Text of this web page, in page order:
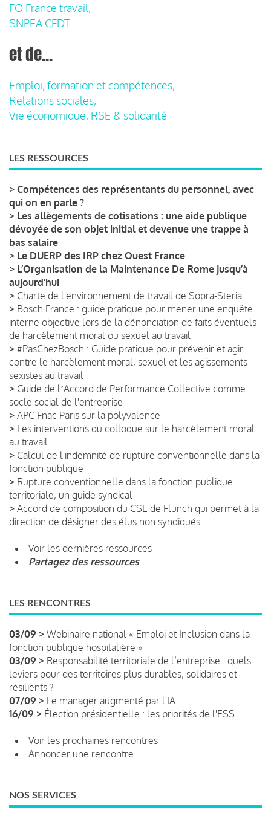
FO France travail,
SNPEA CFDT
et de...
Emploi, formation et compétences,
Relations sociales,
Vie économique, RSE & solidarité
LES RESSOURCES
> Compétences des représentants du personnel, avec
qui on en parle ?
> Les allègements de cotisations : une aide publique
dévoyée de son objet initial et devenue une trappe à
bas salaire
> Le DUERP des IRP chez Ouest France
> L’Organisation de la Maintenance De Rome jusqu’à
aujourd’hui
> Charte de l'environnement de travail de Sopra-Steria
> Bosch France : guide pratique pour mener une enquête
interne objective lors de la dénonciation de faits éventuels
de harcèlement moral ou sexuel au travail
> #PasChezBosch : Guide pratique pour prévenir et agir
contre le harcèlement moral, sexuel et les agissements
sexistes au travail
> Guide de lʼAccord de Performance Collective comme
socle social de l'entreprise
> APC Fnac Paris sur la polyvalence
> Les interventions du colloque sur le harcèlement moral
au travail
> Calcul de l'indemnité de rupture conventionnelle dans la
fonction publique
> Rupture conventionnelle dans la fonction publique
territoriale, un guide syndical
> Accord de composition du CSE de Flunch qui permet à la
direction de désigner des élus non syndiqués
Voir les dernières ressources
Partagez des ressources
LES RENCONTRES
03/09 > Webinaire national « Emploi et Inclusion dans la
fonction publique hospitalière »
03/09 > Responsabilité territoriale de l’entreprise : quels
leviers pour des territoires plus durables, solidaires et
résilients ?
07/09 > Le manager augmenté par l'IA
16/09 > Élection présidentielle : les priorités de l'ESS
Voir les prochaines rencontres
Annoncer une rencontre
NOS SERVICES